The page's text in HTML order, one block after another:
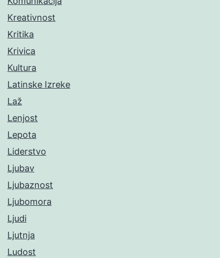
Kreativnost
Kritika
Krivica
Kultura
Latinske Izreke
Laž
Lenjost
Lepota
Liderstvo
Ljubav
Ljubaznost
Ljubomora
Ljudi
Ljutnja
Ludost